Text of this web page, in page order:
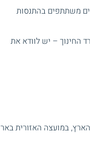
משתתפים בהתנסות
החינוך – יש לוודא את
במועצה האזורית באר